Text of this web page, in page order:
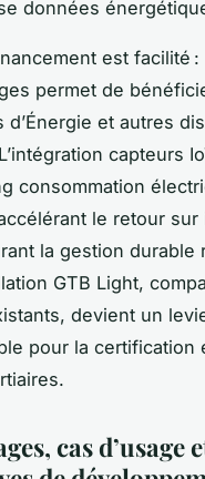
données
est facilité
permet de
d’Énergie et autres
capteurs
consommation
le retour
la gestion durable
GTB Light,
devient un
pour la certification
cas d’usage